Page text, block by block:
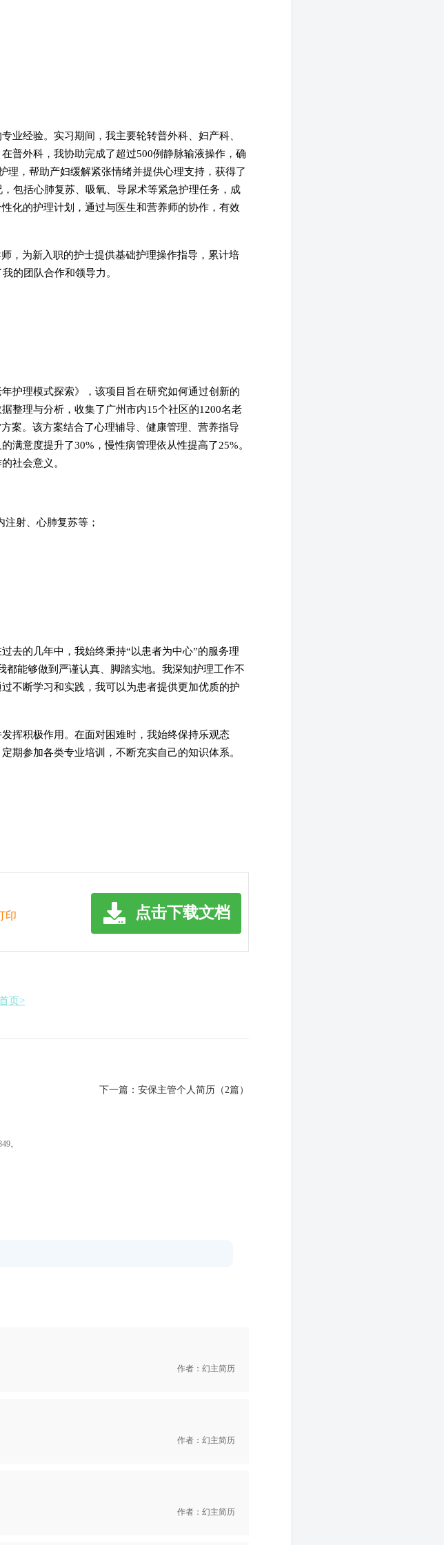
业经验。实习期间，我主要轮转普外科、妇产科、
普外科，我协助完成了超过500例静脉输液操作，确
理，帮助产妇缓解紧张情绪并提供心理支持，获得了
包括心肺复苏、吸氧、导尿术等紧急护理任务，成
化的护理计划，通过与医生和营养师的协作，有效
，为新入职的护士提供基础护理操作指导，累计培
的团队合作和领导力。
护理模式探索》，该项目旨在研究如何通过创新的
整理与分析，收集了广州市内15个社区的1200名老
案。该方案结合了心理辅导、健康管理、营养指导
满意度提升了30%，慢性病管理依从性提高了25%。
社会意义。
射、心肺复苏等；
去的几年中，我始终秉持“以患者为中心”的服务理
能够做到严谨认真、脚踏实地。我深知护理工作不
不断学习和实践，我可以为患者提供更加优质的护
挥积极作用。在面对困难时，我始终保持乐观态
期参加各类专业培训，不断充实自己的知识体系。
印 点击下载文档
页>
下一篇： 安保主管个人简历（2篇）
。
作者：幻主简历
作者：幻主简历
作者：幻主简历